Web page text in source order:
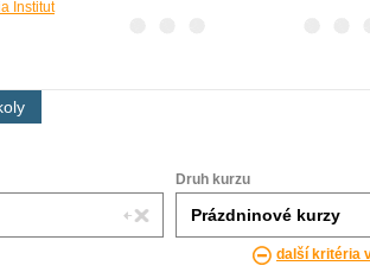
Druh kurzu
další kritéria